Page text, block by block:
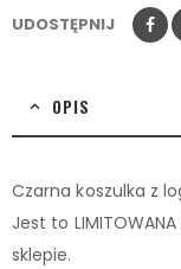
UDOSTĘPNIJ
OPIS
Czarna koszulka z
Jest to
sklepie.